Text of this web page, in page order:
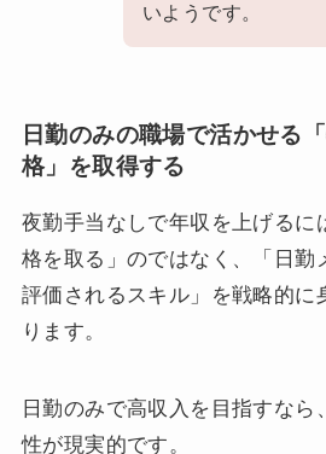
いようです。
日勤のみの職場で活かせる
格」を取得する
夜勤手当なしで年収を上げるに
格を取る」のではなく、「日勤
評価されるスキル」を戦略的に
ります。
日勤のみで高収入を目指すなら
性が現実的です。